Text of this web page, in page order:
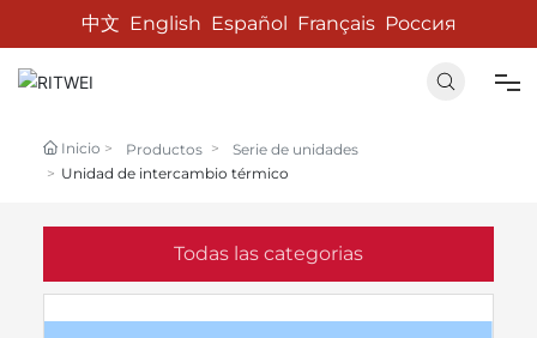
中文 English Español Français Россия
Hogar
Sobre Nosotros
Productos
Inicio Productos
Serie de unidades
Unidad de intercambio térmico
Todas las categorias